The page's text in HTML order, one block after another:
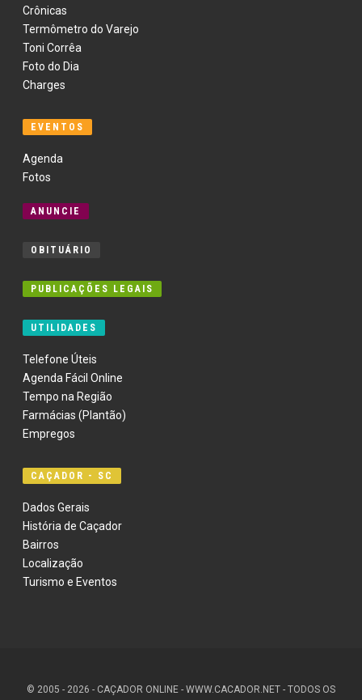
Crônicas
Termômetro do Varejo
Toni Corrêa
Foto do Dia
Charges
EVENTOS
Agenda
Fotos
ANUNCIE
OBITUÁRIO
PUBLICAÇÕES LEGAIS
UTILIDADES
Telefone Úteis
Agenda Fácil Online
Tempo na Região
Farmácias (Plantão)
Empregos
CAÇADOR - SC
Dados Gerais
História de Caçador
Bairros
Localização
Turismo e Eventos
© 2005 - 2026 - CAÇADOR ONLINE - WWW.CACADOR.NET - TODOS OS